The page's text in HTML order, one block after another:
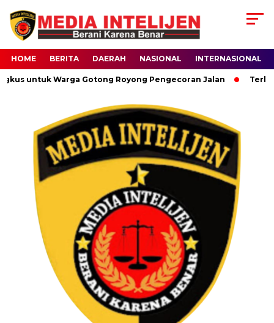
HOME BERITA DAERAH NASIONAL INTERNASIONAL
untuk Warga Gotong Royong Pengecoran Jalan Terlilit